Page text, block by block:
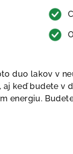
duo lakov v
keď budete v
energiu.